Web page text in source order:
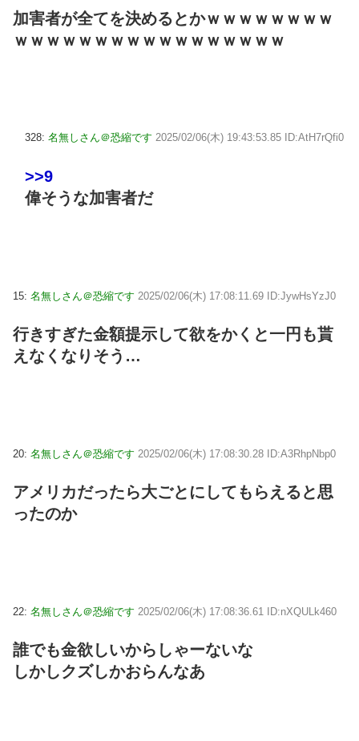
加害者が全てを決めるとかｗｗｗｗｗｗｗｗ
ｗｗｗｗｗｗｗｗｗｗｗｗｗｗｗｗｗ
328: 名無しさん＠恐縮です 2025/02/06(木) 19:43:53.85 ID:AtH7rQfi0
>>9
偉そうな加害者だ
15: 名無しさん＠恐縮です 2025/02/06(木) 17:08:11.69 ID:JywHsYzJ0
行きすぎた金額提示して欲をかくと一円も貰
えなくなりそう…
20: 名無しさん＠恐縮です 2025/02/06(木) 17:08:30.28 ID:A3RhpNbp0
アメリカだったら大ごとにしてもらえると思
ったのか
22: 名無しさん＠恐縮です 2025/02/06(木) 17:08:36.61 ID:nXQULk460
誰でも金欲しいからしゃーないな
しかしクズしかおらんなあ